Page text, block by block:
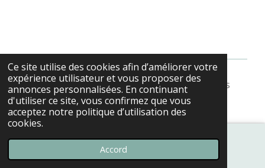
Ce site utilise des cookies afin d’améliorer votre
expérience utilisateur et vous proposer des
annonces personnalisées. En continuant
d'utiliser ce site, vous confirmez que vous
acceptez notre politique d’utilisation des
cookies.
Accord
© 2022 - 2026 AFA Amitiés-Franco-Anglophones
Propulsé parWebador
Téléphone